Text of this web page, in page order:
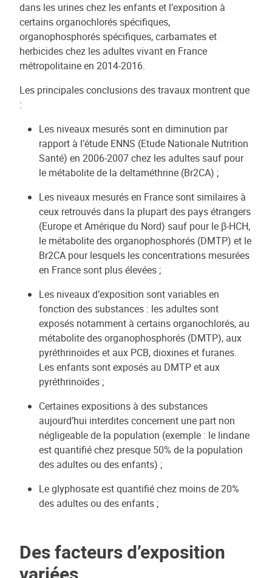
dans les urines chez les enfants et l’exposition à
certains organochlorés spécifiques,
organophosphorés spécifiques, carbamates et
herbicides chez les adultes vivant en France
métropolitaine en 2014-2016.
Les principales conclusions des travaux montrent que
:
Les niveaux mesurés sont en diminution par
rapport à l’étude ENNS (Etude Nationale Nutrition
Santé) en 2006-2007 chez les adultes sauf pour
le métabolite de la deltaméthrine (Br2CA) ;
Les niveaux mesurés en France sont similaires à
ceux retrouvés dans la plupart des pays étrangers
(Europe et Amérique du Nord) sauf pour le β-HCH,
le métabolite des organophosphorés (DMTP) et le
Br2CA pour lesquels les concentrations mesurées
en France sont plus élevées ;
Les niveaux d’exposition sont variables en
fonction des substances : les adultes sont
exposés notamment à certains organochlorés, au
métabolite des organophosphorés (DMTP), aux
pyréthrinoïdes et aux PCB, dioxines et furanes.
Les enfants sont exposés au DMTP et aux
pyréthrinoïdes ;
Certaines expositions à des substances
aujourd’hui interdites concernent une part non
négligeable de la population (exemple : le lindane
est quantifié chez presque 50% de la population
des adultes ou des enfants) ;
Le glyphosate est quantifié chez moins de 20%
des adultes ou des enfants ;
Des facteurs d’exposition